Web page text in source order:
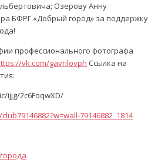
Озерову Анну
БФРГ «Добрый город» за поддержку
профессионального фотографа
vk.com/gavrilovph Ссылка на
ijjg/2c6FoqwXD/
79146882_1814